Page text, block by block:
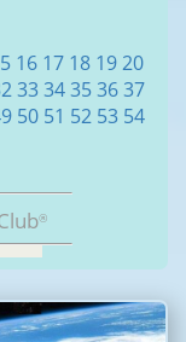
16 17 18 19 20
3334353637
50 51 52 53 54
®